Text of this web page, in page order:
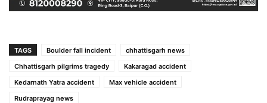
TAGS Boulder fall incident
chhattisgarh news
Chhattisgarh pilgrims tragedy
Kakaragad accident
Kedarnath Yatra accident
Max vehicle accident
Rudraprayag news